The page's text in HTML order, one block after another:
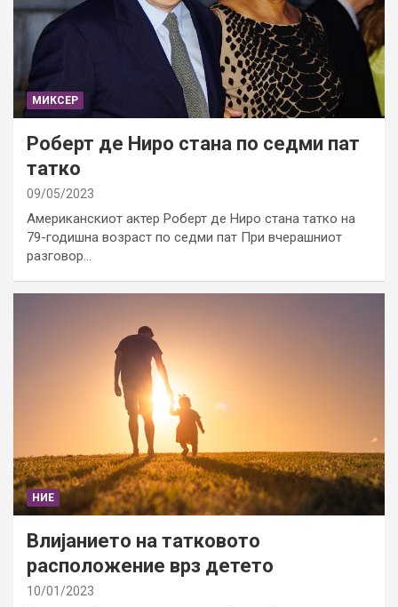
МИКСЕР
Роберт де Ниро стана по седми пат
татко
09/05/2023
Американскиот актер Роберт де Ниро стана татко на
79-годишна возраст по седми пат При вчерашниот
разговор…
НИЕ
Влијанието на татковото
расположение врз детето
10/01/2023